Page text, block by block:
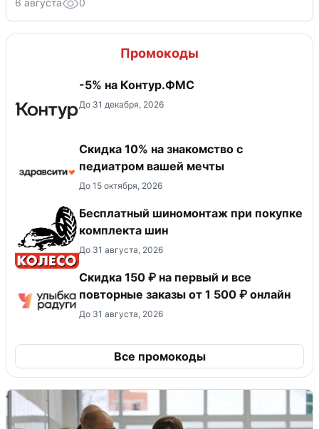
Промокоды
-5% на Контур.ФМС
До 31 декабря, 2026
Скидка 10% на знакомство с
педиатром вашей мечты
До 15 октября, 2026
Бесплатный шиномонтаж при покупке
комплекта шин
До 31 августа, 2026
Скидка 150 ₽ на первый и все
повторные заказы от 1 500 ₽ онлайн
До 31 августа, 2026
Все промокоды